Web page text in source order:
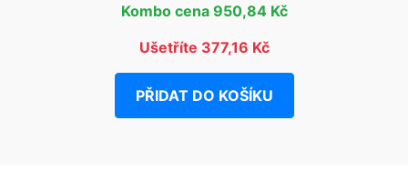
Kombo cena 950,84 Kč
Ušetříte 377,16 Kč
PŘIDAT DO KOŠÍKU